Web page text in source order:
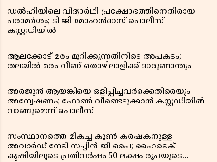
ഡൽഹിയിലെ വിദ്യാർഥി പ്രക്ഷോഭത്തിനെതിരായ
പരാമർശം; ടി ജി മോഹൻദാസ് പൊലീസ്
കസ്റ്റഡിയിൽ
ആലക്കോട് മരം മുറിക്കുന്നതിനിടെ അപകടം;
തലയിൽ മരം വീണ് തൊഴിലാളിക്ക് ദാരുണാന്ത്യം
അർജുൻ ആയങ്കിയെ ഒളിപ്പിച്ചവർക്കെതിരെയും
അന്വേഷണം; ഫോൺ വീണ്ടെടുക്കാൻ കസ്റ്റഡിയിൽ
വാങ്ങുമെന്ന് പൊലീസ്
സംസ്ഥാനത്തെ മികച്ച കൂൺ കർഷകനുള്ള
അവാർഡ് നേടി സച്ചിൻ ജി പൈ; ഹൈടെക്
കൃഷിയിലൂടെ പ്രതിവർഷം 50 ലക്ഷം രൂപയുടെ